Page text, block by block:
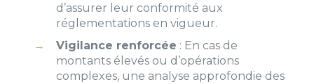
d’assurer leur conformité aux
réglementations en vigueur.
Vigilance renforcée : En cas de
montants élevés ou d’opérations
complexes, une analyse approfondie des